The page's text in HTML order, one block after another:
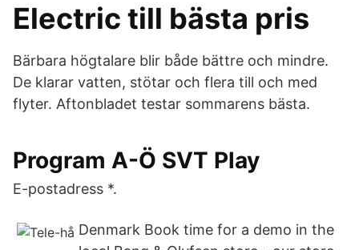
Electric till bästa pris
Bärbara högtalare blir både bättre och mindre.
De klarar vatten, stötar och flera till och med
flyter. Aftonbladet testar sommarens bästa.
Program A-Ö SVT Play
E-postadress *.
Denmark Book time for a demo in the